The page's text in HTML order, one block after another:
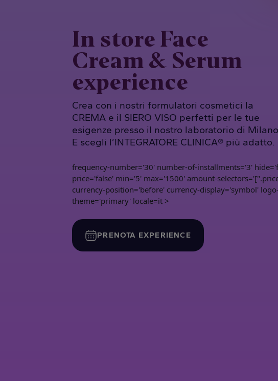
In store Face
Cream & Serum
experience
Crea con i nostri formulatori cosmetici la
CREMA e il SIERO VISO perfetti per le tue
esigenze presso il nostro laboratorio di
E scegli l’INTEGRATORE CLINICA® più adatto.
frequency-number='30' number-of-installments='3'
price='false' min='5' max='1500' amount-
currency-position='before' currency-display='symbol'
theme='primary' locale=it >
PRENOTA EXPERIENCE